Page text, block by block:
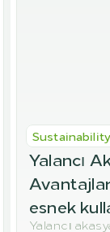
Sustainability
Yalancı
esnek
Yalancı